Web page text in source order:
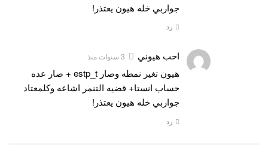
جواربي خله هيون يعتذر!
رد
احب هيوني 3 سنوات منذ
هيون تغير نمطه وصار estp_t + صار عده
حساب انستا+ قضيه التنمر اشاعه وكلمعتاد
جواربي خله هيون يعتذر!
رد